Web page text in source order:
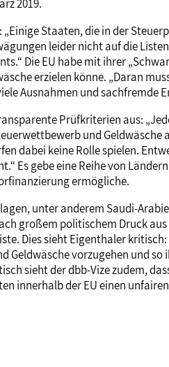
2019.
„Einige Staaten, die in der
leider nicht auf die
Die EU habe mit ihrer
erzielen könne. „Daran
Ausnahmen und sachfremde
Prüfkriterien aus:
und Geldwäsche
dabei keine Rolle spielen.
Es gebe eine Reihe von
ermögliche.
unter anderem Saudi-
großem politischem Druck
Dies sieht Eigenthaler
Geldwäsche vorzugehen und
sieht der dbb-Vize zudem,
innerhalb der EU einen